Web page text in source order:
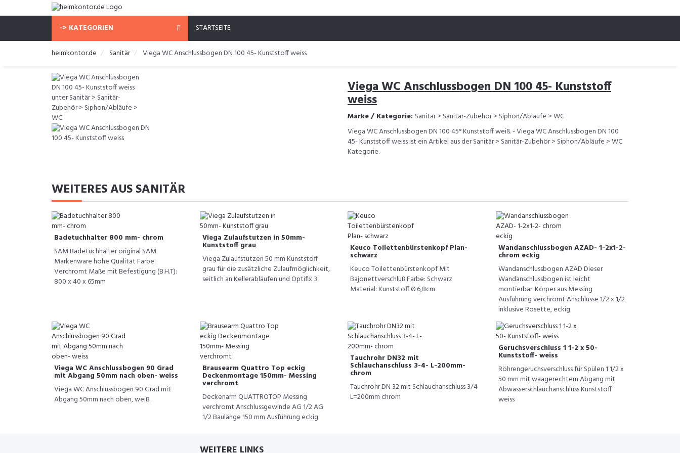
-> KATEGORIEN STARTSEITE
heimkontor.de Sanitär Viega WC Anschlussbogen DN 100 45- Kunststoff weiss
Viega WC Anschlussbogen DN 100 45- Kunststoff
weiss
Marke / Kategorie: Sanitär > Sanitär-Zubehör > Siphon/Abläufe > WC
Viega WC Anschlussbogen DN 100 45° Kunststoff weiß. - Viega WC Anschlussbogen DN 100
45- Kunststoff weiss ist ein Artikel aus der Sanitär > Sanitär-Zubehör > Siphon/Abläufe > WC
Kategorie.
WEITERES AUS SANITÄR
Badetuchhalter 800 mm- chrom
SAM Badetuchhalter original SAM
Markenware hohe Qualität Farbe:
Verchromt Maße mit Befestigung (B.H.T):
800 x 40 x 65mm
Viega Zulaufstutzen in 50mm-
Kunststoff grau
Viega Zulaufstutzen 50 mm Kunststoff
grau für die zusätzliche Zulaufmöglichkeit,
seitlich an Kellerabläufen und Optifix 3
Keuco Toilettenbürstenkopf Plan-
schwarz
Keuco Toilettenbürstenkopf Mit
Bajonettverschluß Farbe: Schwarz
Material: Kunststoff Ø 6,8cm
Wandanschlussbogen AZAD- 1-2x1-2-
chrom eckig
Wandanschlussbogen AZAD Dieser
Wandanschlussbogen ist leicht
montierbar. Körper aus Messing
Ausführung verchromt Anschlüsse 1/2 x 1/2
inklusive Rosette, eckig
Viega WC Anschlussbogen 90 Grad
mit Abgang 50mm nach oben- weiss
Viega WC Anschlussbogen 90 Grad mit
Abgang 50mm nach oben, weiß.
Brausearm Quattro Top eckig
Deckenmontage 150mm- Messing
verchromt
Deckenarm QUATTROTOP Messing
verchromt Anschlussgewinde AG 1/2 AG
1/2 Baulänge 150 mm Ausführung eckig
Tauchrohr DN32 mit
Schlauchanschluss 3-4- L-200mm-
chrom
Tauchrohr DN 32 mit Schlauchanschluss 3/4
L=200mm chrom
Geruchsverschluss 1 1-2 x 50-
Kunststoff- weiss
Röhrengeruchsverschluss für Spülen 1 1/2 x
50 mm mit waagerechtem Abgang mit
Abwasserschlauchanschluss Kunststoff
weiss
WEITERE LINKS